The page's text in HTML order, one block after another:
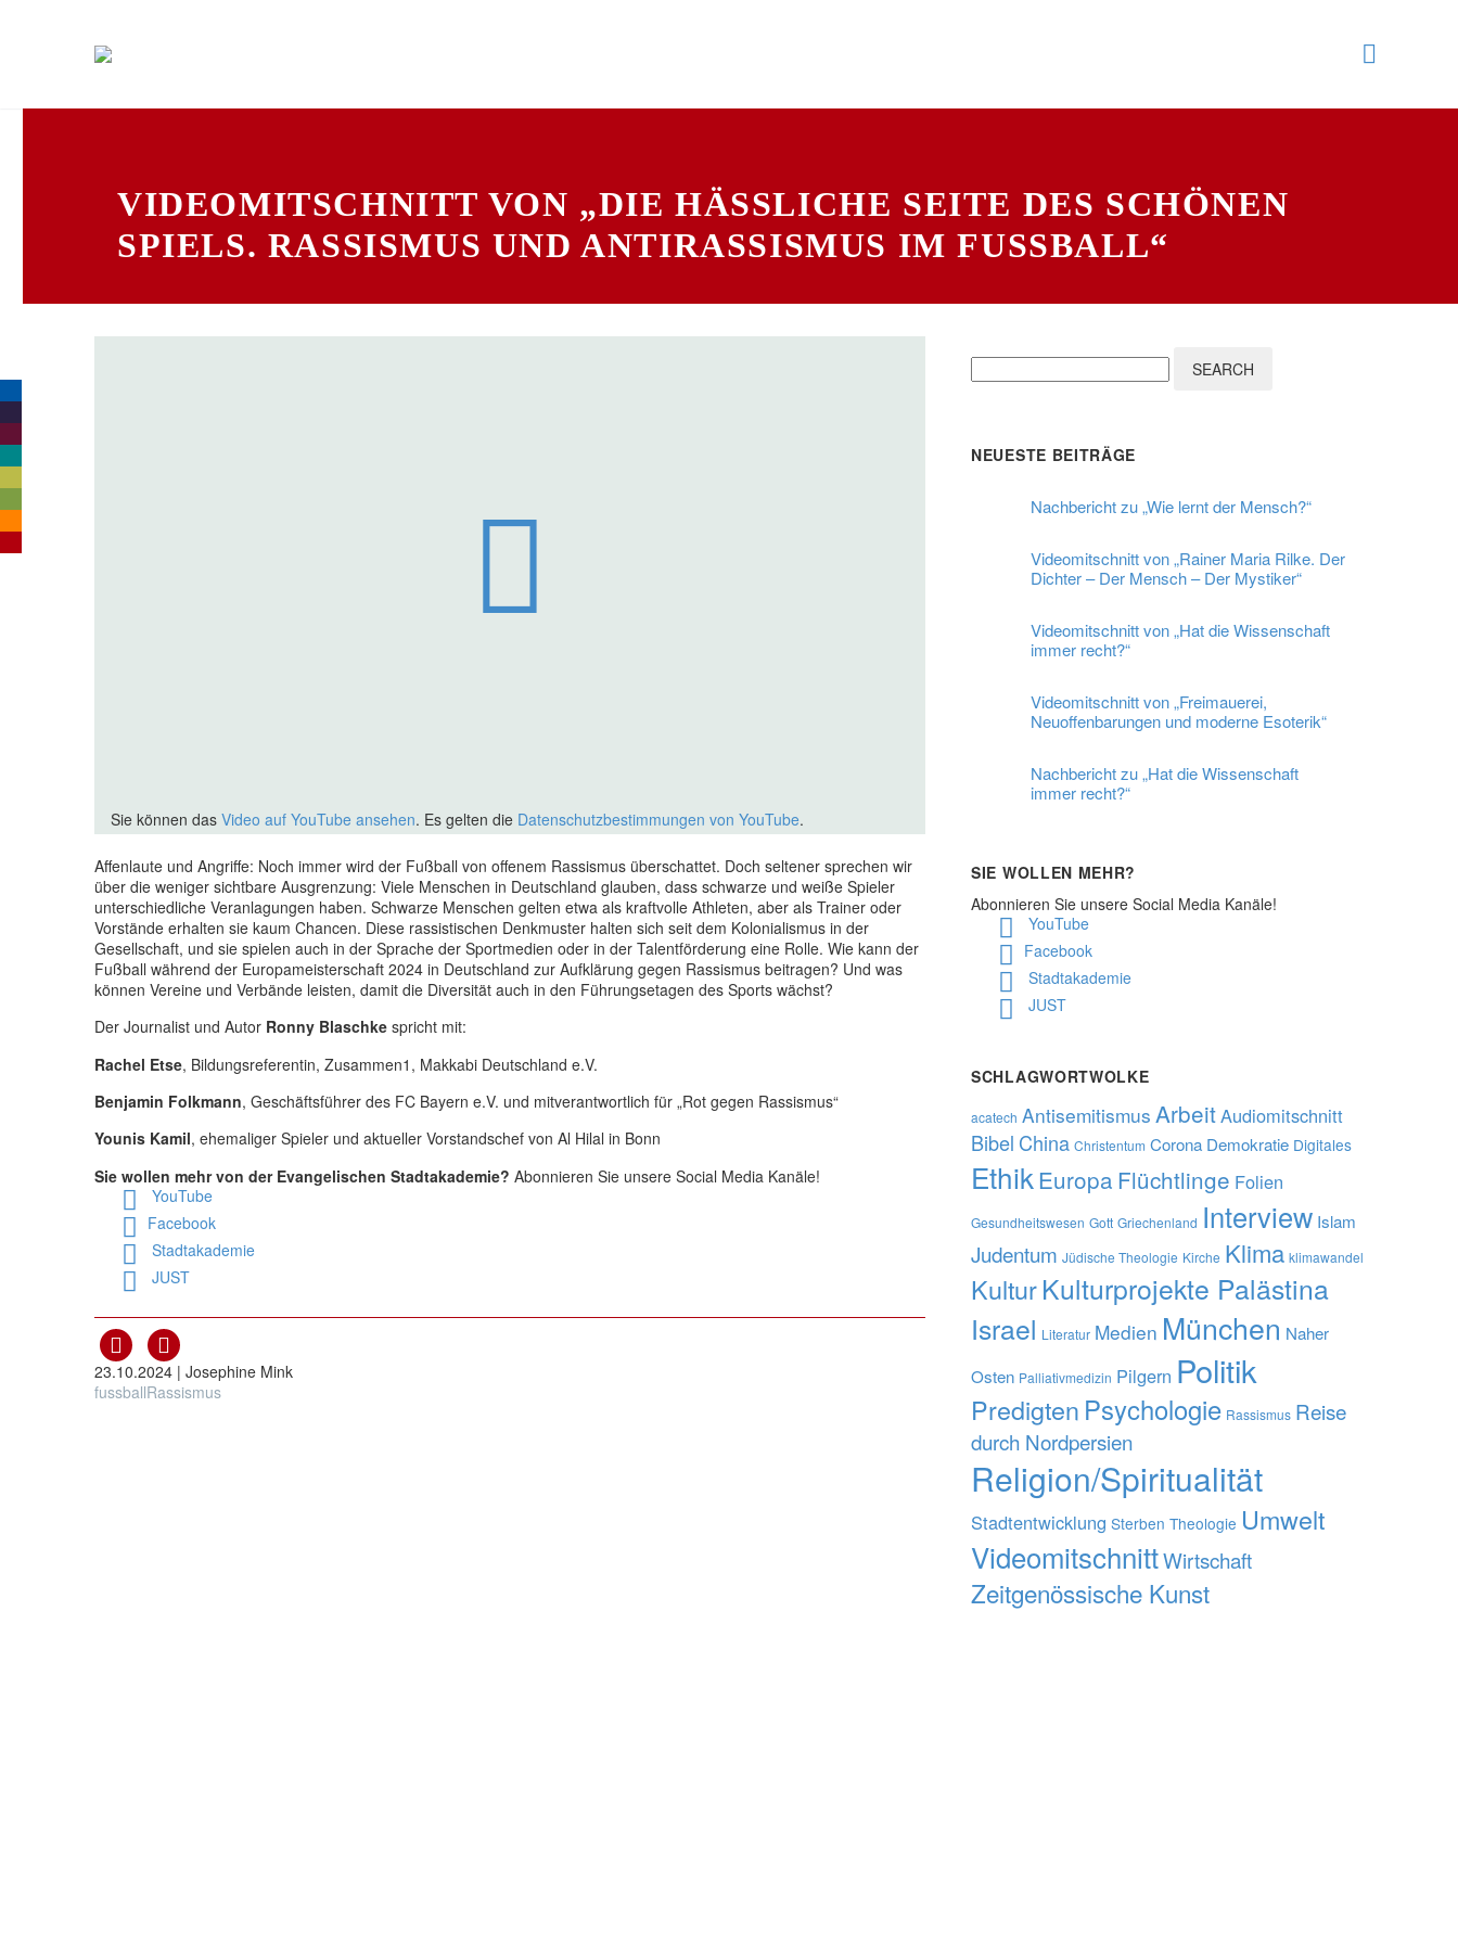
VIDEOMITSCHNITT VON „DIE HÄSSLICHE SEITE DES SCHÖNEN
SPIELS. RASSISMUS UND ANTIRASSISMUS IM FUSSBALL“
Sie können das Video auf YouTube ansehen. Es gelten die Datenschutzbestimmungen von YouTube.
Affenlaute und Angriffe: Noch immer wird der Fußball von offenem Rassismus überschattet. Doch seltener sprechen wir
über die weniger sichtbare Ausgrenzung: Viele Menschen in Deutschland glauben, dass schwarze und weiße Spieler
unterschiedliche Veranlagungen haben. Schwarze Menschen gelten etwa als kraftvolle Athleten, aber als Trainer oder
Vorstände erhalten sie kaum Chancen. Diese rassistischen Denkmuster halten sich seit dem Kolonialismus in der
Gesellschaft, und sie spielen auch in der Sprache der Sportmedien oder in der Talentförderung eine Rolle. Wie kann der
Fußball während der Europameisterschaft 2024 in Deutschland zur Aufklärung gegen Rassismus beitragen? Und was
können Vereine und Verbände leisten, damit die Diversität auch in den Führungsetagen des Sports wächst?
Der Journalist und Autor Ronny Blaschke spricht mit:
Rachel Etse, Bildungsreferentin, Zusammen1, Makkabi Deutschland e.V.
Benjamin Folkmann, Geschäftsführer des FC Bayern e.V. und mitverantwortlich für „Rot gegen Rassismus“
Younis Kamil, ehemaliger Spieler und aktueller Vorstandschef von Al Hilal in Bonn
Sie wollen mehr von der Evangelischen Stadtakademie? Abonnieren Sie unsere Social Media Kanäle!
YouTube
Facebook
Stadtakademie
JUST
23.10.2024 | Josephine Mink
fussballRassismus
SEARCH
NEUESTE BEITRÄGE
Nachbericht zu „Wie lernt der Mensch?“
Videomitschnitt von „Rainer Maria Rilke. Der
Dichter – Der Mensch – Der Mystiker“
Videomitschnitt von „Hat die Wissenschaft
immer recht?“
Videomitschnitt von „Freimauerei,
Neuoffenbarungen und moderne Esoterik“
Nachbericht zu „Hat die Wissenschaft
immer recht?“
SIE WOLLEN MEHR?
Abonnieren Sie unsere Social Media Kanäle!
YouTube
Facebook
Stadtakademie
JUST
SCHLAGWORTWOLKE
acatech Antisemitismus ArbeitAudiomitschnitt
Bibel China Christentum Corona Demokratie Digitales
EthikEuropa Flüchtlinge Folien
Gesundheitswesen Gott Griechenland Interview Islam
Judentum Jüdische Theologie Kirche Klima klimawandel
KulturKulturprojekte Palästina
Israel Literatur Medien München Naher
Osten Palliativmedizin Pilgern Politik
Predigten Psychologie Rassismus Reise
durch Nordpersien
Religion/Spiritualität
Stadtentwicklung Sterben Theologie Umwelt
VideomitschnittWirtschaft
Zeitgenössische Kunst